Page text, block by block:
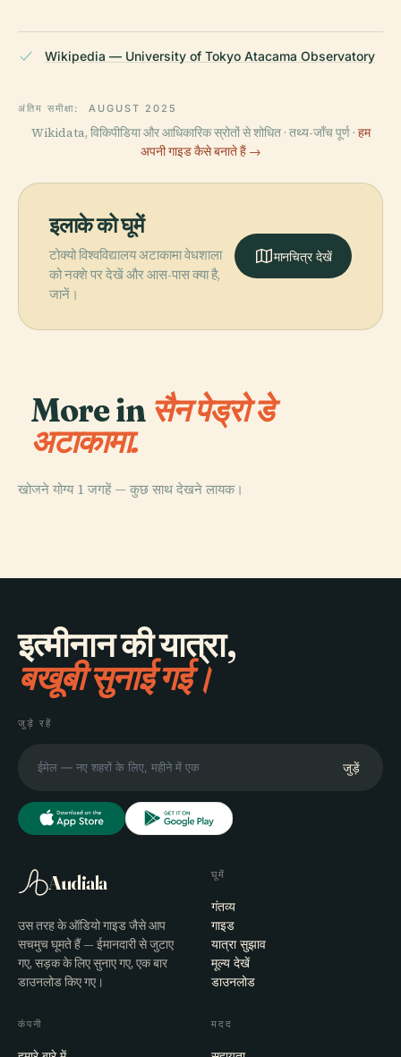
Wikipedia — University of Tokyo Atacama Observatory
अंतिम समीक्षा: AUGUST 2025
Wikidata, विकिपीडिया और आधिकारिक स्रोतों से शोधित · तथ्य-जाँच पूर्ण · हम
अपनी गाइड कैसे बनाते हैं →
इलाके को घूमें
टोक्यो विश्वविद्यालय अटाकामा वेधशाला
को नक्शे पर देखें और आस-पास क्या है,
जानें।
मानचित्र देखें
More in सैन पेड्रो डे
अटाकामा.
खोजने योग्य 1 जगहें — कुछ साथ देखने लायक।
PLACE
इत्मीनान की यात्रा,
बखूबी सुनाई गई।
जुड़े रहें
जुड़ें
Audiala
उस तरह के ऑडियो गाइड जैसे आप
सचमुच घूमते हैं — ईमानदारी से जुटाए
गए, सड़क के लिए सुनाए गए, एक बार
डाउनलोड किए गए।
घूमें
गंतव्य
गाइड
यात्रा सुझाव
मूल्य देखें
डाउनलोड
कंपनी मदद